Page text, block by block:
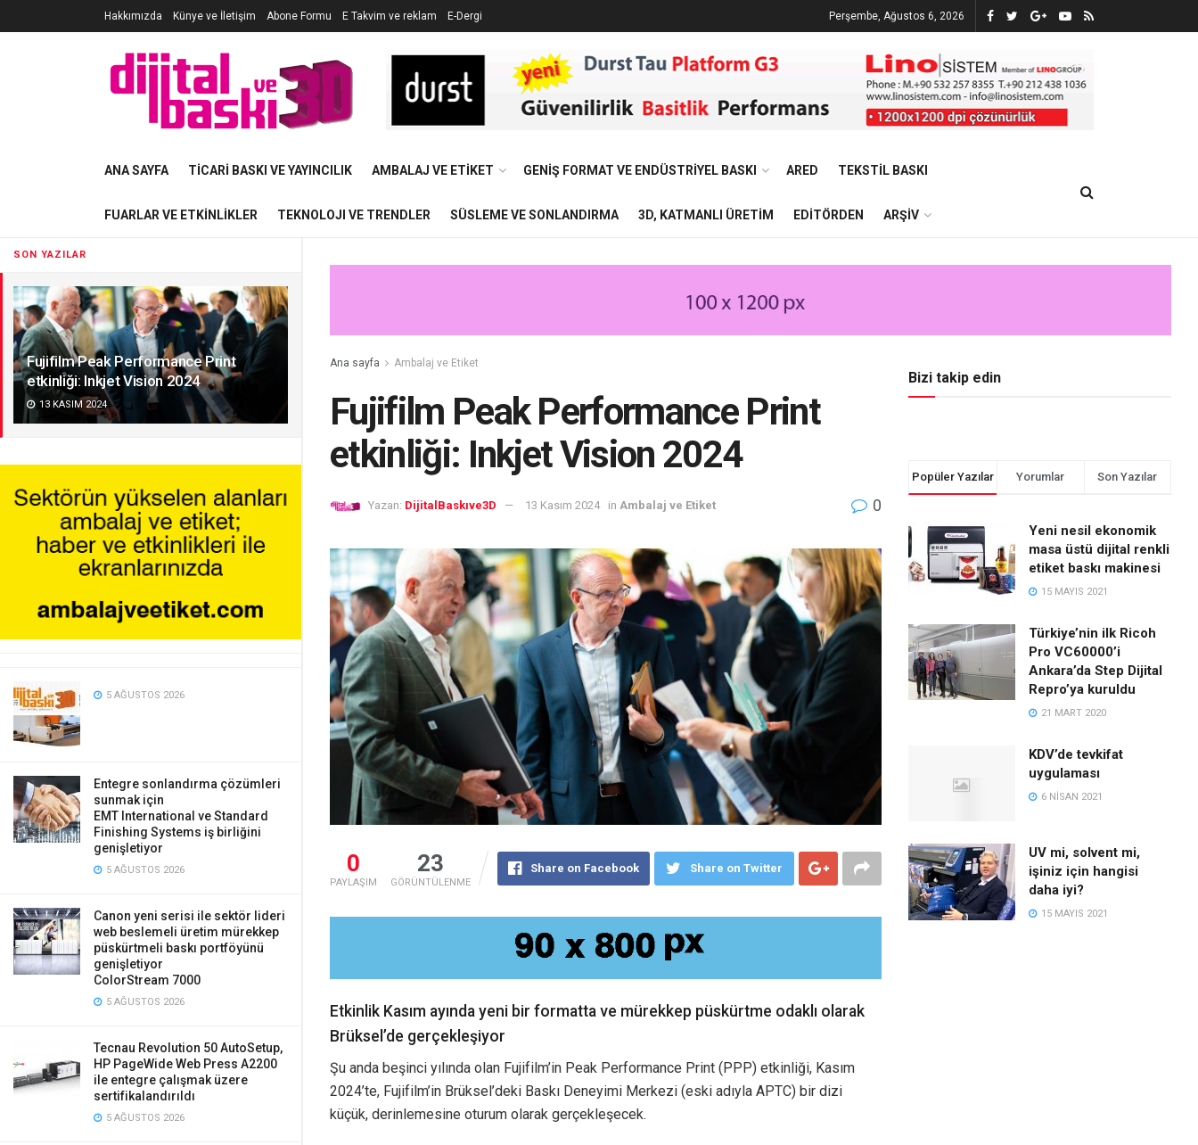
SON YAZILAR
Fujifilm Peak Performance Print
etkinliği: Inkjet Vision 2024
13 KASIM 2024
5 AĞUSTOS 2026
Entegre sonlandırma çözümleri
sunmak için
EMT International ve Standard
Finishing Systems iş birliğini
genişletiyor
5 AĞUSTOS 2026
Canon yeni serisi ile sektör lideri
web beslemeli üretim mürekkep
püskürtmeli baskı portföyünü
genişletiyor
ColorStream 7000
5 AĞUSTOS 2026
Tecnau Revolution 50 AutoSetup,
HP PageWide Web Press A2200
ile entegre çalışmak üzere
sertifikalandırıldı
5 AĞUSTOS 2026
Hakkımızda Künye ve İletişim Abone Formu E Takvim ve reklam E-Dergi Perşembe, Ağustos 6, 2026
ANA SAYFA TICARI BASKI VE YAYINCILIK AMBALAJ VE ETIKET GENIŞ FORMAT VE ENDÜSTRIYEL BASKI ARED TEKSTIL BASKI
FUARLAR VE ETKINLIKLER TEKNOLOJI VE TRENDLER SÜSLEME VE SONLANDIRMA 3D, KATMANLI ÜRETIM EDITÖRDEN ARŞIV
Ana sayfa Ambalaj ve Etiket
Fujifilm Peak Performance Print
etkinliği: Inkjet Vision 2024
Yazan: DijitalBaskıve3D 13 Kasım 2024 in Ambalaj ve Etiket 0
0
PAYLAŞIM
23
GÖRÜNTÜLENME
Share on Facebook Share on Twitter
Etkinlik Kasım ayında yeni bir formatta ve mürekkep püskürtme odaklı olarak
Brüksel’de gerçekleşiyor
Şu anda beşinci yılında olan Fujifilm’in Peak Performance Print (PPP) etkinliği, Kasım
2024’te, Fujifilm’in Brüksel’deki Baskı Deneyimi Merkezi (eski adıyla APTC) bir dizi
küçük, derinlemesine oturum olarak gerçekleşecek.
Bizi takip edin
Popüler Yazılar Yorumlar Son Yazılar
Yeni nesil ekonomik
masa üstü dijital renkli
etiket baskı makinesi
15 MAYIS 2021
Türkiye’nin ilk Ricoh
Pro VC60000’i
Ankara’da Step Dijital
Repro’ya kuruldu
21 MART 2020
KDV’de tevkifat
uygulaması
6 NISAN 2021
UV mi, solvent mi,
işiniz için hangisi
daha iyi?
15 MAYIS 2021